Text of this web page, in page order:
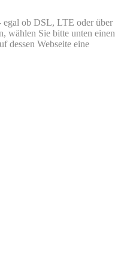
egal ob DSL, LTE oder über
wählen Sie bitte unten einen
dessen Webseite eine